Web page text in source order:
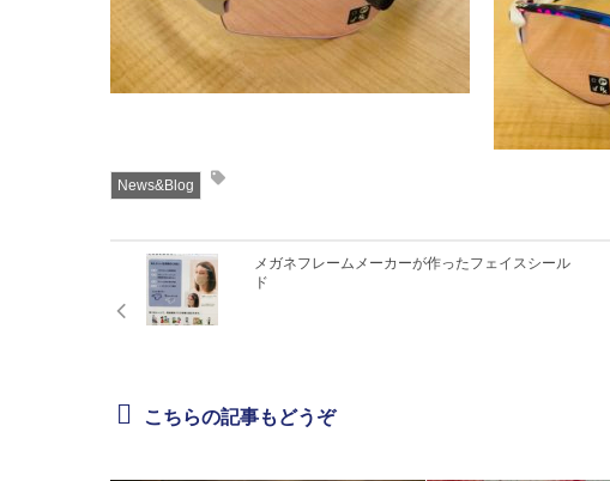
News&Blog
メガネフレームメーカーが作ったフェイスシール
ド
こちらの記事もどうぞ